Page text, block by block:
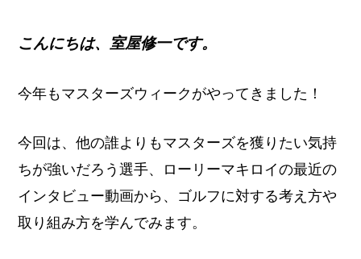
こんにちは、室屋修一です。
今年もマスターズウィークがやってきました！
今回は、他の誰よりもマスターズを獲りたい気持
ちが強いだろう選手、ローリーマキロイの最近の
インタビュー動画から、ゴルフに対する考え方や
取り組み方を学んでみます。